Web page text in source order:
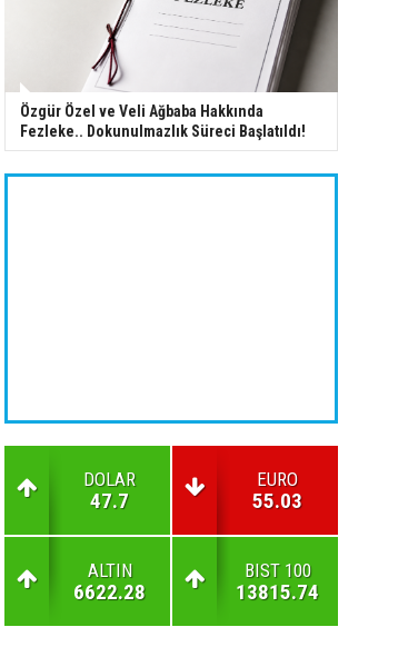
Özgür Özel ve Veli Ağbaba Hakkında
Fezleke.. Dokunulmazlık Süreci Başlatıldı!
DOLAR
47.7
EURO
55.03
ALTIN
6622.28
BIST 100
13815.74